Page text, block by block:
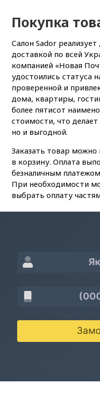
Покупка
Салон Sador
доставкой по всей
компанией «Новая
удостоились статуса
проверенной и
дома, квартиры,
более пятисот
стоимости, что
но и выгодной.
Заказать товар можно
в корзину. Оплата
безналичным
При необходимости
выбрать оплату